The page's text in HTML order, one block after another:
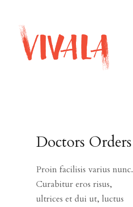
Doctors Orders
Proin facilisis varius nunc.
Curabitur eros risus,
ultrices et dui ut, luctus